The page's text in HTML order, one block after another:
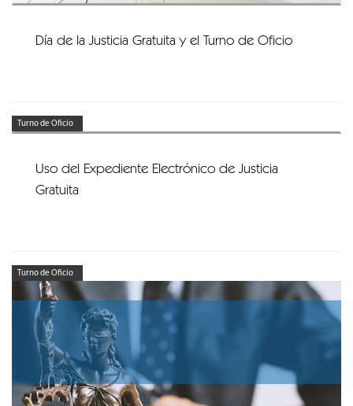
Día de la Justicia Gratuita y el Turno de Oficio
Turno de Oficio
Uso del Expediente Electrónico de Justicia
Gratuita
Turno de Oficio